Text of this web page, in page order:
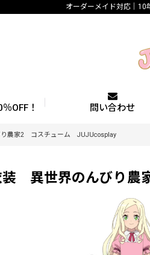
オーダーメイド対応｜10
OFF！ 問い合わせ
農家2 コスチューム JUJUcosplay
異世界のんびり